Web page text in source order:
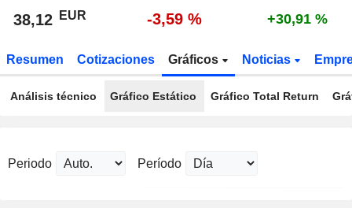
38,12 EUR -3,59 % +30,91 %
Resumen Cotizaciones Gráficos Noticias
Análisis técnico Gráfico Estático Gráfico Total Return
Periodo Período